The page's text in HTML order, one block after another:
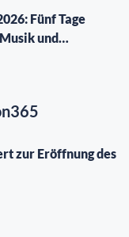
Fünf Tage
und
zur Eröffnung des